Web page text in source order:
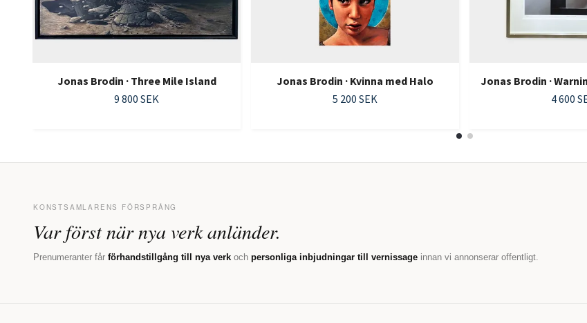
Jonas Brodin · Three Mile Island
9 800 SEK
Jonas Brodin · Kvinna med Halo
5 200 SEK
Jonas Brodin ·
4 600
KONSTSAMLARENS FÖRSPRÅNG
Var först när nya verk anländer.
Prenumeranter får förhandstillgång till nya verk och personliga inbjudningar till vernissage innan vi annonserar offentligt.